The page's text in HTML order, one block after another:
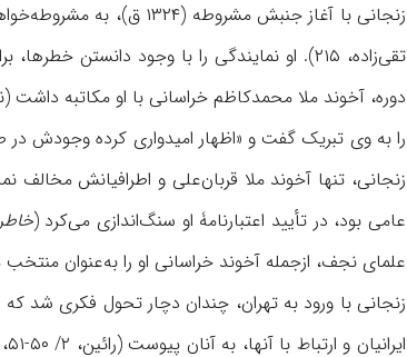
را به وی تبریک گفت و «اظهار امیدواری کرده وجودش در
زنجانی، تنها آخوند ملا قربان‌علی و اطرافیانش مخالف
عامی بود، در تأیید اعتبارنامۀ او سنگ‌اندازی می‌کرد (
علمای نجف، ازجمله آخوند خراسانی او را به‌عنوان منتخب